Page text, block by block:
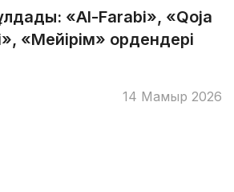
«Al-Farabi», «Qoja
«Мейірім» ордендері
14 Мамыр 2026